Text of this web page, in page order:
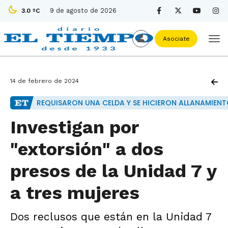
3.0 ºC 9 de agosto de 2026
Asociate
14 de febrero de 2024
REQUISARON UNA CELDA Y SE HICIERON
Investigan por
"extorsión" a dos
presos de la Unidad 7 y
a tres mujeres
Dos reclusos que están en la Unidad 7